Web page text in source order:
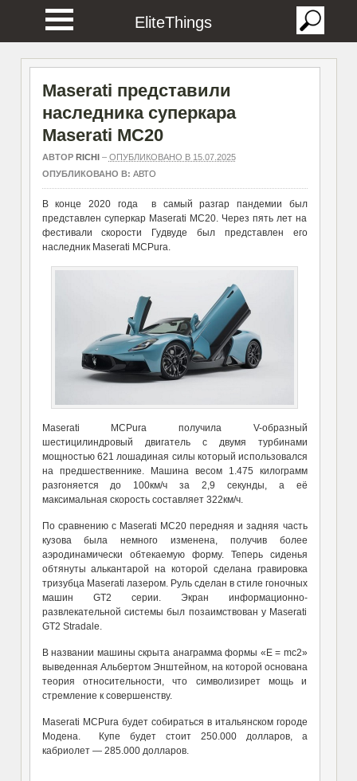
EliteThings
Maserati представили
наследника суперкара
Maserati MC20
АВТОР RICHI– ОПУБЛИКОВАНО В 15.07.2025
ОПУБЛИКОВАНО В: АВТО
В конце 2020 года в самый разгар пандемии был
представлен суперкар Maserati MC20. Через пять лет на
фестивали скорости Гудвуде был представлен его
наследник Maserati MCPura.
Maserati MCPura получила V-образный
шестицилиндровый двигатель с двумя турбинами
мощностью 621 лошадиная силы который использовался
на предшественнике. Машина весом 1.475 килограмм
разгоняется до 100км/ч за 2,9 секунды, а её
максимальная скорость составляет 322км/ч.
По сравнению с Maserati MC20 передняя и задняя часть
кузова была немного изменена, получив более
аэродинамически обтекаемую форму. Теперь сиденья
обтянуты алькантарой на которой сделана гравировка
тризубца Maserati лазером. Руль сделан в стиле гоночных
машин GT2 серии. Экран информационно-
развлекательной системы был позаимствован у Maserati
GT2 Stradale.
В названии машины скрыта анаграмма формы «E = mc2»
выведенная Альбертом Энштейном, на которой основана
теория относительности, что символизирет мощь и
стремление к совершенству.
Maserati MCPura будет собираться в итальянском городе
Модена. Купе будет стоит 250.000 долларов, а
кабриолет — 285.000 долларов.